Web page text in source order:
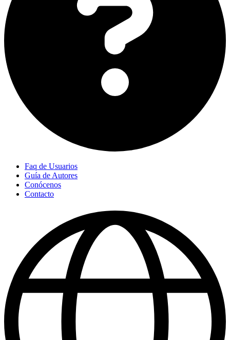
Faq de Usuarios
Guía de Autores
Conócenos
Contacto